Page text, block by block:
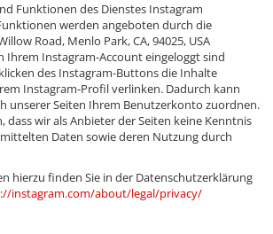
Funktionen des Dienstes Instagram
werden angeboten durch die
Road, Menlo Park, CA, 94025, USA
Ihrem Instagram-Account eingeloggt sind
des Instagram-Buttons die Inhalte
Instagram-Profil verlinken. Dadurch kann
unserer Seiten Ihrem Benutzerkonto zuordnen.
dass wir als Anbieter der Seiten keine Kenntnis
Daten sowie deren Nutzung durch
hierzu finden Sie in der Datenschutzerklärung
instagram.com/about/legal/privacy/